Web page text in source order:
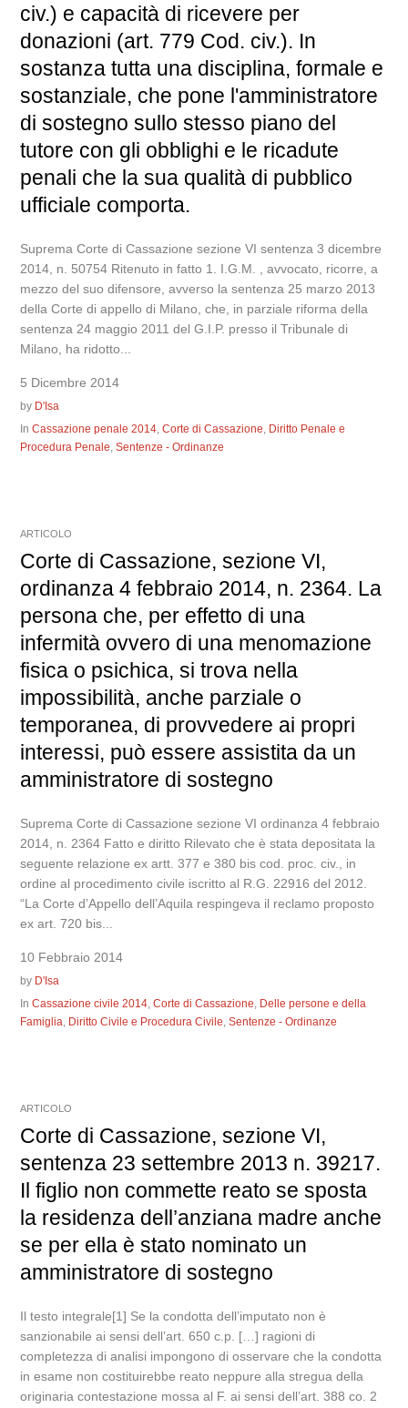
civ.) e capacità di ricevere per
donazioni (art. 779 Cod. civ.). In
sostanza tutta una disciplina, formale e
sostanziale, che pone l'amministratore
di sostegno sullo stesso piano del
tutore con gli obblighi e le ricadute
penali che la sua qualità di pubblico
ufficiale comporta.
Suprema Corte di Cassazione sezione VI sentenza 3 dicembre
2014, n. 50754 Ritenuto in fatto 1. I.G.M. , avvocato, ricorre, a
mezzo del suo difensore, avverso la sentenza 25 marzo 2013
della Corte di appello di Milano, che, in parziale riforma della
sentenza 24 maggio 2011 del G.I.P. presso il Tribunale di
Milano, ha ridotto...
5 Dicembre 2014
by D'Isa
InCassazione penale 2014,Corte di Cassazione, Diritto Penale e
Procedura Penale,Sentenze - Ordinanze
ARTICOLO
Corte di Cassazione, sezione VI,
ordinanza 4 febbraio 2014, n. 2364. La
persona che, per effetto di una
infermità ovvero di una menomazione
fisica o psichica, si trova nella
impossibilità, anche parziale o
temporanea, di provvedere ai propri
interessi, può essere assistita da un
amministratore di sostegno
Suprema Corte di Cassazione sezione VI ordinanza 4 febbraio
2014, n. 2364 Fatto e diritto Rilevato che è stata depositata la
seguente relazione ex artt. 377 e 380 bis cod. proc. civ., in
ordine al procedimento civile iscritto al R.G. 22916 del 2012.
“La Corte d’Appello dell’Aquila respingeva il reclamo proposto
ex art. 720 bis...
10 Febbraio 2014
by D'Isa
InCassazione civile 2014,Corte di Cassazione, Delle persone e della
Famiglia, Diritto Civile e Procedura Civile,Sentenze - Ordinanze
ARTICOLO
Corte di Cassazione, sezione VI,
sentenza 23 settembre 2013 n. 39217.
Il figlio non commette reato se sposta
la residenza dell’anziana madre anche
se per ella è stato nominato un
amministratore di sostegno
Il testo integrale[1] Se la condotta dell’imputato non è
sanzionabile ai sensi dell’art. 650 c.p. […] ragioni di
completezza di analisi impongono di osservare che la condotta
in esame non costituirebbe reato neppure alla stregua della
originaria contestazione mossa al F. ai sensi dell’art. 388 co. 2